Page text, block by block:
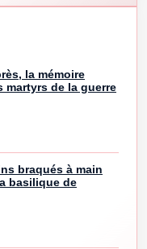
la mémoire
martyrs de la guerre
braqués à main
basilique de